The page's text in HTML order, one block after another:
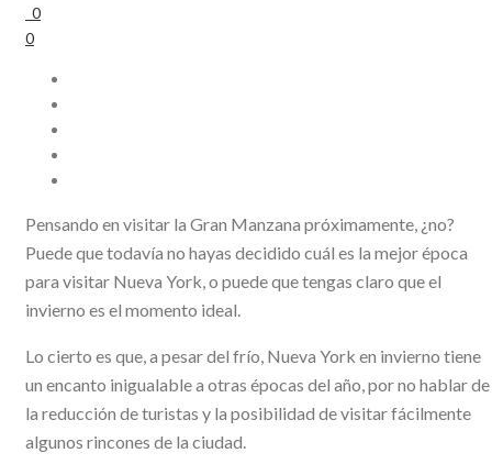
0
0
Pensando en visitar la Gran Manzana próximamente, ¿no?
Puede que todavía no hayas decidido cuál es la mejor época
para visitar Nueva York, o puede que tengas claro que el
invierno es el momento ideal.
Lo cierto es que, a pesar del frío, Nueva York en invierno tiene
un encanto inigualable a otras épocas del año, por no hablar de
la reducción de turistas y la posibilidad de visitar fácilmente
algunos rincones de la ciudad.